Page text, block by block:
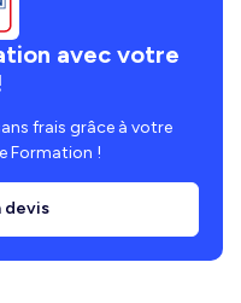
avec votre
frais grâce à votre
Formation !
devis